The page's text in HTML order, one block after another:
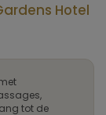
Hotel
tot de